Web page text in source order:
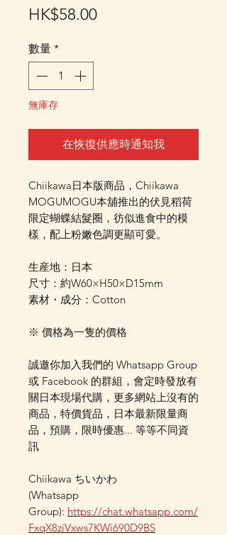
HK$58.00價
數量 *
無庫存
在恢復供應時通知我
Chiikawa日本版商品，Chiikawa
MOGUMOGU本舖推出的伏見稻荷
限定蝴蝶結髮圈，彷似進食中的模
樣，配上粉嫩色調更顯可愛。
生産地：日本
尺寸：約W60×H50×D15mm
素材・成分：Cotton
※ 價格為一隻的價格
誠邀你加入我們的 Whatsapp Group
或 Facebook 的群組，會定時發放有
關日本現場代購，更多網站上沒有的
商品，特價貨品，日本最新限量商
品，預購，限時優惠... 等等不同資
訊
Chiikawa ちいかわ
(Whatsapp
Group): https://chat.whatsapp.com/
FxqX8ziVxws7KWi690D9BS